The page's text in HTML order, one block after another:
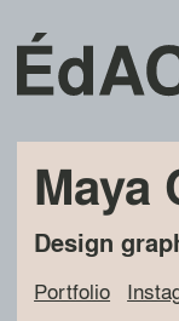
Maya
Design
Portfolio